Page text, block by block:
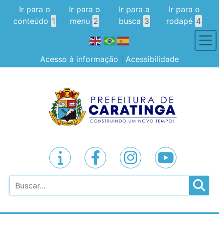
Ir para o
conteúdo 1
Ir para o
menu 2
Ir para a
busca 3
Ir para o
rodapé 4
Acesso à informação Acessibilidade
Pesquisar